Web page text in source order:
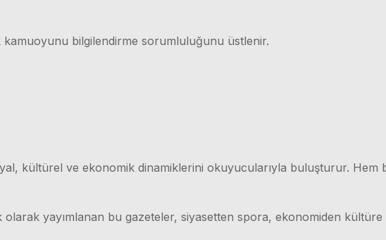
bilgilendirme sorumluluğunu üstlenir.
kültürel ve ekonomik dinamiklerini okuyucularıyla buluşturur. Hem
yayımlanan bu gazeteler, siyasetten spora, ekonomiden kültüre